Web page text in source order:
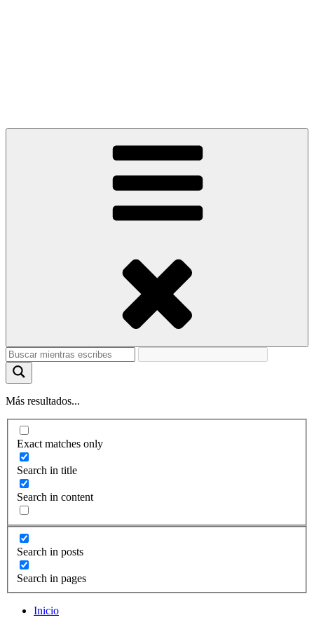
Más resultados...
Exact matches only
Search in title
Search in content
Search in posts
Search in pages
Inicio